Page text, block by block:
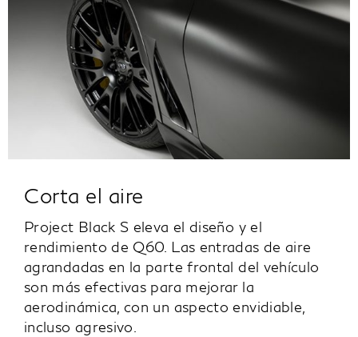
Corta el aire
Project Black S eleva el diseño y el
rendimiento de Q60. Las entradas de aire
agrandadas en la parte frontal del vehículo
son más efectivas para mejorar la
aerodinámica, con un aspecto envidiable,
incluso agresivo.